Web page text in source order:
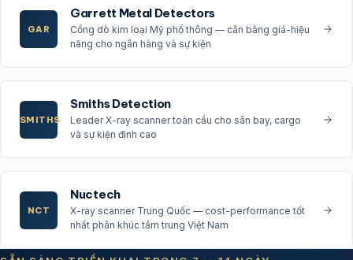
GAR
Garrett Metal Detectors
Cổng dò kim loại Mỹ phổ thông — cân bằng giá-hiệu
năng cho ngân hàng và sự kiện
SMITHS
Smiths Detection
Leader X-ray scanner toàn cầu cho sân bay, cargo
và sự kiện đỉnh cao
NCT
Nuctech
X-ray scanner Trung Quốc — cost-performance tốt
nhất phân khúc tầm trung Việt Nam